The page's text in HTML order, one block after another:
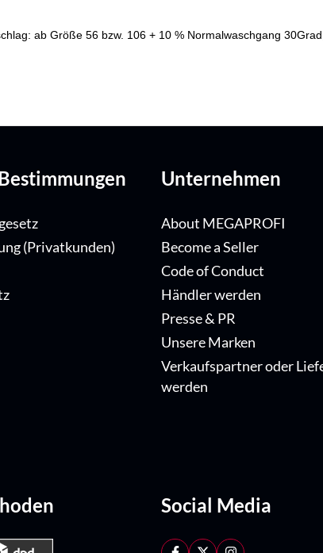
ab Größe 56 bzw. 106 + 10 % Normalwaschgang
(Privatkunden)
Unternehmen
About MEGAPROFI
Become a Seller
Code of Conduct
Händler werden
Presse & PR
Unsere Marken
Verkaufspartner oder
werden
Social Media